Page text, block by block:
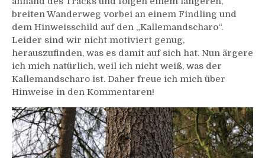
breiten Wanderweg vorbei an einem Findling und
dem Hinweisschild auf den „Kallemandscharo“.
Leider sind wir nicht motiviert genug,
herauszufinden, was es damit auf sich hat. Nun ärgere
ich mich natürlich, weil ich nicht weiß, was der
Kallemandscharo ist. Daher freue ich mich über
Hinweise in den Kommentaren!